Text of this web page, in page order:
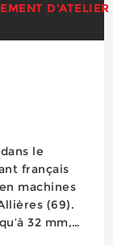
D'ATELIER
le
français
machines
(69).
32 mm,